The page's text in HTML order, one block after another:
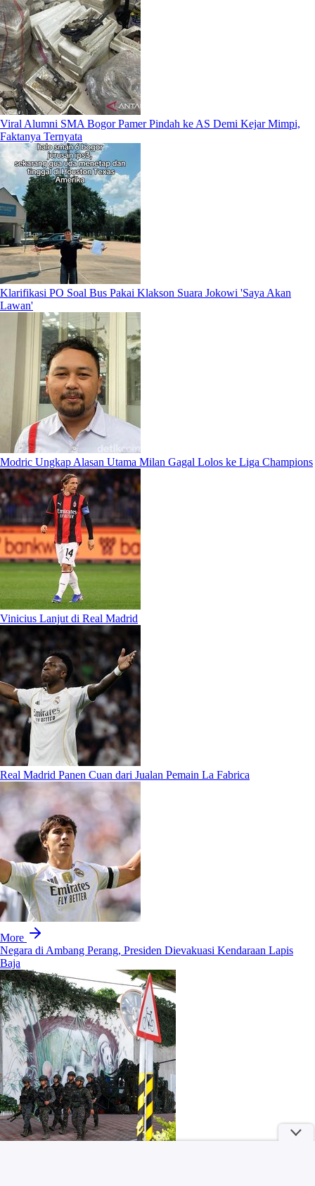
Viral Alumni SMA Bogor Pamer Pindah ke AS Demi Kejar Mimpi,
Faktanya Ternyata
Klarifikasi PO Soal Bus Pakai Klakson Suara Jokowi 'Saya Akan
Lawan'
Modric Ungkap Alasan Utama Milan Gagal Lolos ke Liga Champions
Vinicius Lanjut di Real Madrid
Real Madrid Panen Cuan dari Jualan Pemain La Fabrica
More
Negara di Ambang Perang, Presiden Dievakuasi Kendaraan Lapis
Baja